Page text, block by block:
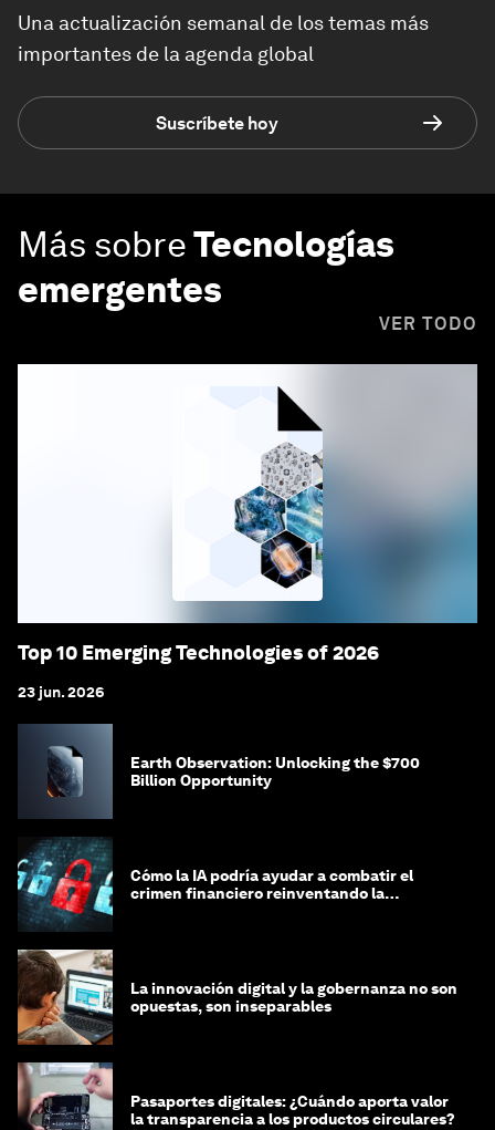
Una actualización semanal de los temas más
importantes de la agenda global
Suscríbete hoy
Más sobreTecnologías
emergentes
VER TODO
Top 10 Emerging Technologies of 2026
23 jun. 2026
Earth Observation: Unlocking the $700
Billion Opportunity
Cómo la IA podría ayudar a combatir el
crimen financiero reinventando la
La innovación digital y la gobernanza no son
opuestas, son inseparables
Pasaportes digitales: ¿Cuándo aporta valor
la transparencia a los productos circulares?